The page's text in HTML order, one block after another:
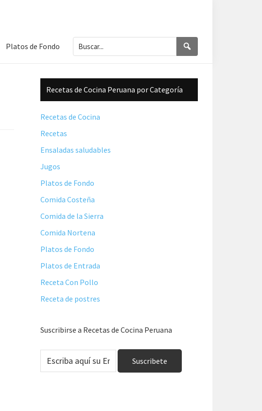
Platos de Fondo Buscar...
Barra
lateral
principal
Recetas de Cocina Peruana por Categoría
Recetas de Cocina
Recetas
Ensaladas saludables
Jugos
Platos de Fondo
Comida Costeña
Comida de la Sierra
Comida Nortena
Platos de Fondo
Platos de Entrada
Receta Con Pollo
Receta de postres
Suscribirse a Recetas de Cocina Peruana